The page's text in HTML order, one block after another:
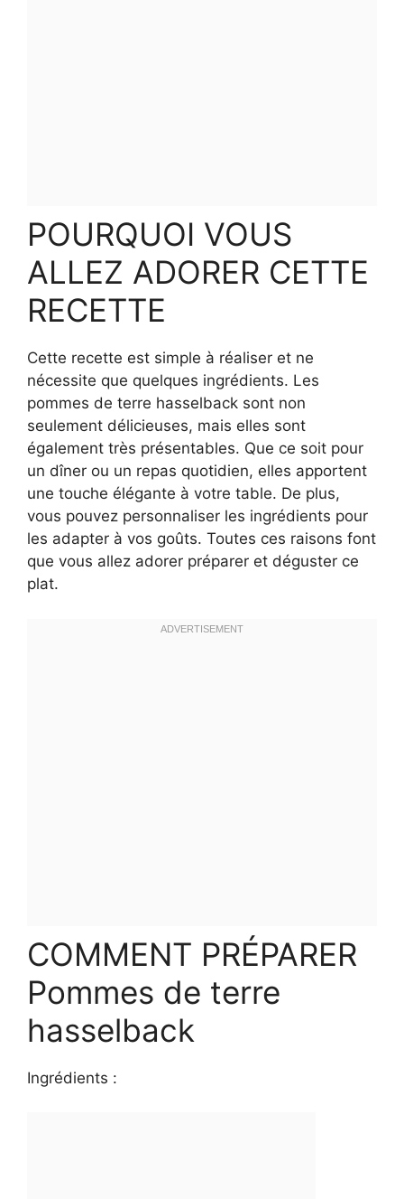
POURQUOI VOUS
ALLEZ ADORER CETTE
RECETTE
Cette recette est simple à réaliser et ne
nécessite que quelques ingrédients. Les
pommes de terre hasselback sont non
seulement délicieuses, mais elles sont
également très présentables. Que ce soit pour
un dîner ou un repas quotidien, elles apportent
une touche élégante à votre table. De plus,
vous pouvez personnaliser les ingrédients pour
les adapter à vos goûts. Toutes ces raisons font
que vous allez adorer préparer et déguster ce
plat.
COMMENT PRÉPARER
Pommes de terre
hasselback
Ingrédients :